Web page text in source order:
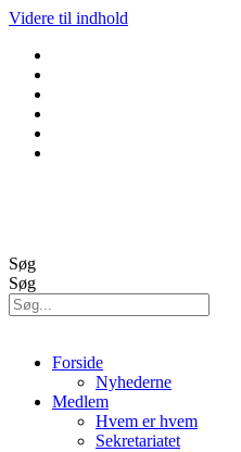
Videre til indhold
Søg
Søg
Forside
Nyhederne
Medlem
Hvem er hvem
Sekretariatet